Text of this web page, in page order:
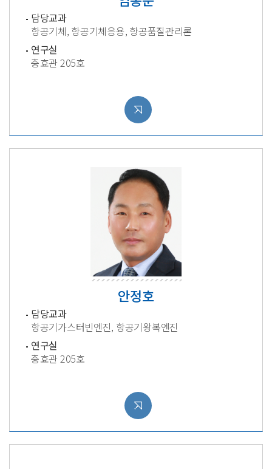
담당교과
항공기체, 항공기체응용, 항공품질관리론
연구실
충효관 205호
안정호
담당교과
항공기가스터빈엔진, 항공기왕복엔진
연구실
충효관 205호